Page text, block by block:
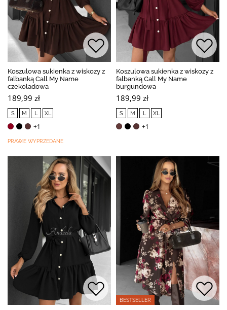
Koszulowa sukienka z wiskozy z
falbanką Call My Name
czekoladowa
189,99 zł
S M L XL
+1
PRAWIE WYPRZEDANE
Koszulowa sukienka z wiskozy z
falbanką Call My Name
burgundowa
189,99 zł
S M L XL
+1
BESTSELLER